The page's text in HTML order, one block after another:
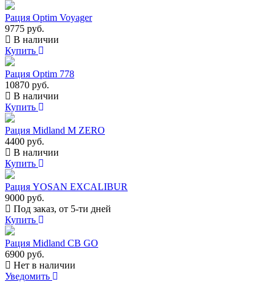
Рация Optim Voyager
9775 руб.
В наличии
Купить
Рация Optim 778
10870 руб.
В наличии
Купить
Рация Midland M ZERO
4400 руб.
В наличии
Купить
Рация YOSAN EXCALIBUR
9000 руб.
Под заказ, от 5-ти дней
Купить
Рация Midland CB GO
6900 руб.
Нет в наличии
Уведомить